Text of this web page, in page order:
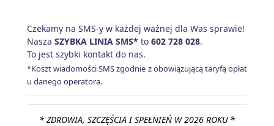
Czekamy na SMS-y w każdej ważnej dla Was sprawie!
Nasza SZYBKA LINIA SMS* to 602 728 028.
To jest szybki kontakt do nas.
*Koszt wiadomości SMS zgodnie z obowiązującą taryfą opłat
u danego operatora.
* ZDROWIA, SZCZĘŚCIA I SPEŁNIEŃ W 2026 ROKU *